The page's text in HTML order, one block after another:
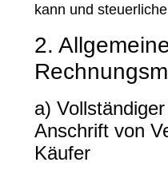
kann und
2.
a)
Anschrift von
Käufer